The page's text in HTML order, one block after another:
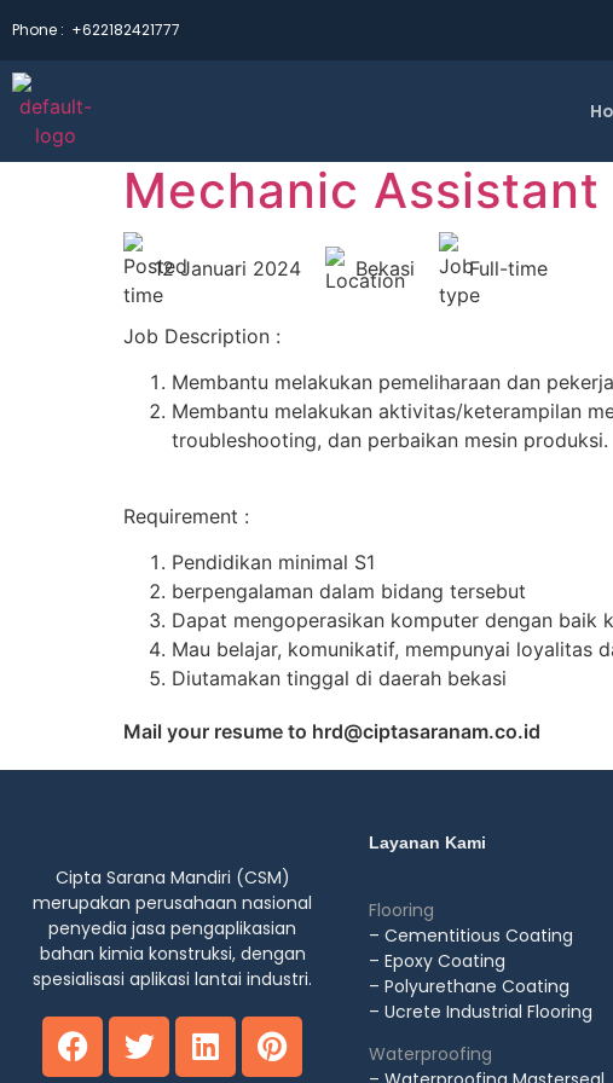
Phone : +622182421777
Mechanic Assistant
12 Januari 2024 Bekasi Full-time
Job Description :
Membantu melakukan pemeliharaan dan
Membantu melakukan aktivitas/keterampilan
troubleshooting, dan perbaikan mesin produksi.
Requirement :
Pendidikan minimal S1
⁠berpengalaman dalam bidang tersebut
⁠Dapat mengoperasikan komputer dengan baik
⁠Mau belajar, komunikatif, mempunyai loyalitas
⁠Diutamakan tinggal di daerah bekasi
Mail your resume to hrd@ciptasaranam.co.id
Cipta Sarana Mandiri (CSM)
merupakan perusahaan nasional
penyedia jasa pengaplikasian
bahan kimia konstruksi, dengan
spesialisasi aplikasi lantai industri.
Layanan Kami
Flooring
– Cementitious Coating
– Epoxy Coating
– Polyurethane Coating
– Ucrete Industrial Flooring
Waterproofing